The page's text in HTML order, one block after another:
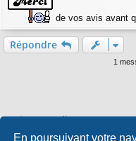
En poursuivant votre
de vos avis avant
Répondre
1
Qui est en ligne
Utilisateurs parcourant ce forum :